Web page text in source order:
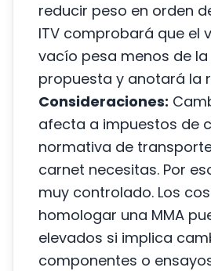
reducir peso en orden
ITV comprobará que el
vacío pesa menos de la
propuesta y anotará la
Consideraciones:
afecta a impuestos de
normativa de
carnet necesitas. Por
muy controlado. Los
homologar una MMA
elevados si implica
componentes o